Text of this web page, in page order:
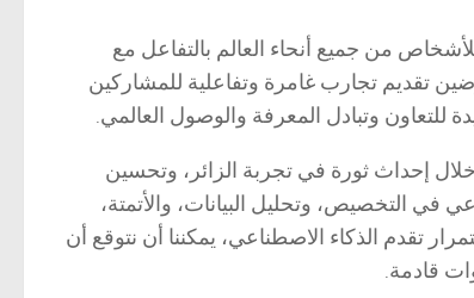
من جميع أنحاء العالم بالتفاعل مع
تقديم تجارب غامرة وتفاعلية للمشاركين
للتعاون وتبادل المعرفة والوصول العالمي.
إحداث ثورة في تجربة الزائر، وتحسين
في التخصيص، وتحليل البيانات، والأتمتة،
تقدم الذكاء الاصطناعي، يمكننا أن نتوقع أن
قادمة.